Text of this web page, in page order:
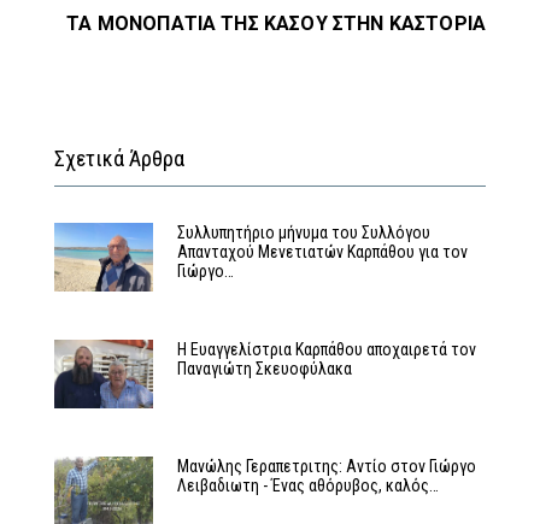
ΤΑ ΜΟΝΟΠΑΤΙΑ ΤΗΣ ΚΑΣΟΥ ΣΤΗΝ ΚΑΣΤΟΡΙΑ
Σχετικά Άρθρα
Συλλυπητήριο μήνυμα του Συλλόγου
Απανταχού Μενετιατών Καρπάθου για τον
Γιώργο…
Η Ευαγγελίστρια Καρπάθου αποχαιρετά τον
Παναγιώτη Σκευοφύλακα
Μανώλης Γεραπετριτης: Αντίο στον Γιώργο
Λειβαδιωτη - Ένας αθόρυβος, καλός…